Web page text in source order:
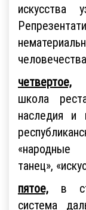
искусства
четвертое,
школа
наследия и
«народные
танец»,
пятое, в
система